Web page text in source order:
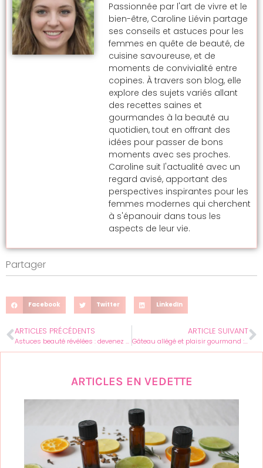
Passionnée par l'art de vivre et le
bien-être, Caroline Liévin partage
ses conseils et astuces pour les
femmes en quête de beauté, de
cuisine savoureuse, et de
moments de convivialité entre
copines. À travers son blog, elle
explore des sujets variés allant
des recettes saines et
gourmandes à la beauté au
quotidien, tout en offrant des
idées pour passer de bons
moments avec ses proches.
Caroline suit l'actualité avec un
regard avisé, apportant des
perspectives inspirantes pour les
femmes modernes qui cherchent
à s'épanouir dans tous les
aspects de leur vie.
Partager
Facebook Twitter LinkedIn
ARTICLES PRÉCÉDENTS
Astuces beauté révélées : devenez votre propre experte féminine avec femme-au-feminin.com
ARTICLE SUIVANT
Gâteau allégé et plaisir gourmand : le défi des recettes industrielles
ARTICLES EN VEDETTE